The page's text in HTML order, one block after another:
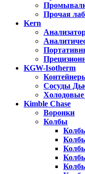
Прочая
Kern
KGW-Isotherm
Сосуды
Kimble Chase
Воронки
Колбы